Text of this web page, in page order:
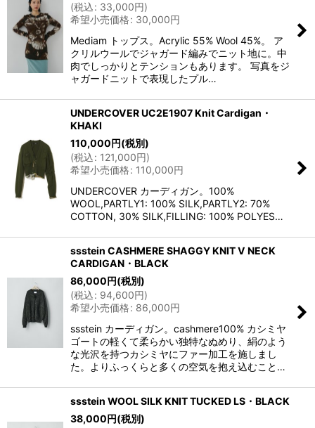
(税込: 33,000円)
希望小売価格: 30,000円
Mediam トップス。Acrylic 55% Wool 45%。 ア
クリルウールでジャガード編みでニット地に。中
肉でしっかりとテンションもあります。 写真をジ
ャガードニットで表現したプル…
UNDERCOVER UC2E1907 Knit Cardigan・
KHAKI
110,000円(税別)
(税込: 121,000円)
希望小売価格: 110,000円
UNDERCOVER カーディガン。100%
WOOL,PARTLY1: 100% SILK,PARTLY2: 70%
COTTON, 30% SILK,FILLING: 100% POLYES…
ssstein CASHMERE SHAGGY KNIT V NECK
CARDIGAN・BLACK
86,000円(税別)
(税込: 94,600円)
希望小売価格: 86,000円
ssstein カーディガン。cashmere100% カシミヤ
ゴートの軽くて柔らかい独特なぬめり、絹のよう
な光沢を持つカシミヤにファー加工を施しまし
た。よりふっくらと多くの空気を抱え込むこと…
ssstein WOOL SILK KNIT TUCKED LS・BLACK
38,000円(税別)